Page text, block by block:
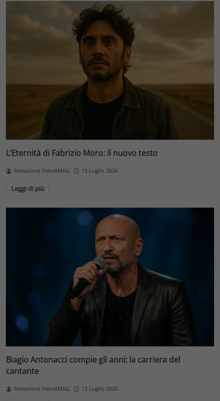
L’Eternità di Fabrizio Moro: il nuovo testo
Redazione VelvetMAG 13 Luglio 2026
Leggi di più
Biagio Antonacci compie gli anni: la carriera del
cantante
Redazione VelvetMAG 13 Luglio 2026